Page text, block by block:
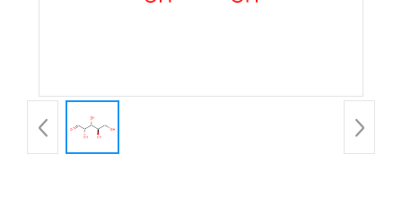
产